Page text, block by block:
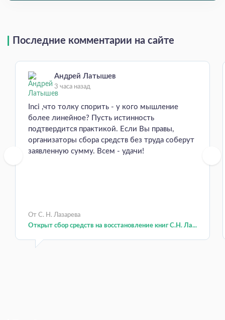
Последние комментарии на сайте
Андрей Латышев
3 часа назад
Inci ,что толку спорить - у кого мышление
более линейное? Пусть истинность
подтвердится практикой. Если Вы правы,
организаторы сбора средств без труда соберут
заявленную сумму. Всем - удачи!
От С. Н. Лазарева
Открыт сбор средств на восстановление книг С.Н. Ла...